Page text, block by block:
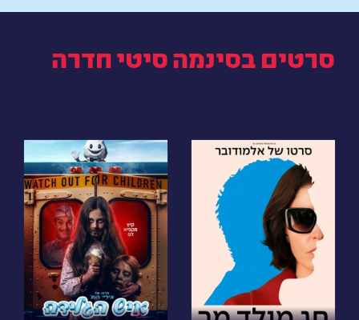
סרטים בסינמה סיטי חדרה